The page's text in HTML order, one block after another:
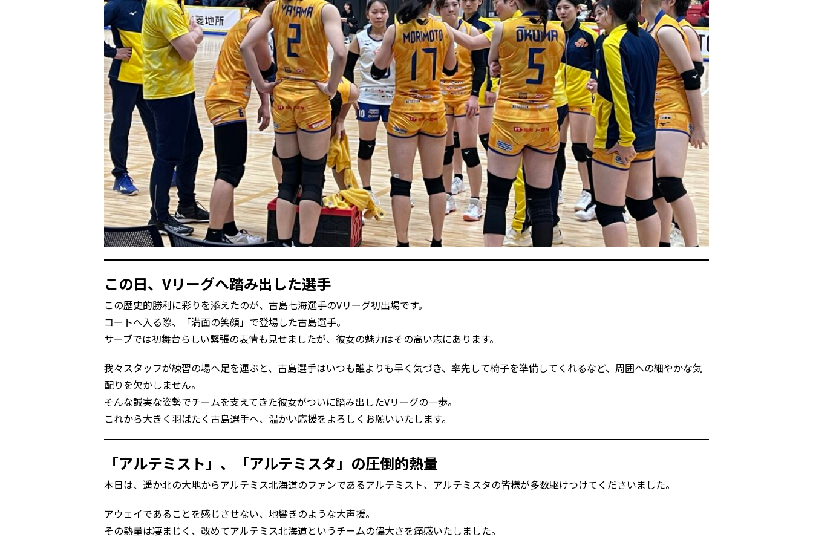
この日、Vリーグへ踏み出した選手
この歴史的勝利に彩りを添えたのが、 古島七海選手のVリーグ初出場です。
コートへ入る際、「満面の笑顔」で登場した古島選手。
サーブでは初舞台らしい緊張の表情も見せましたが、彼女の魅力はその高い志にあります。
我々スタッフが練習の場へ足を運ぶと、古島選手はいつも誰よりも早く気づき、率先して椅子を準備してくれるなど、周囲への細やかな気
配りを欠かしません。
そんな誠実な姿勢でチームを支えてきた彼女がついに踏み出したVリーグの一歩。
これから大きく羽ばたく古島選手へ、温かい応援をよろしくお願いいたします。
「アルテミスト」、「アルテミスタ」の圧倒的熱量
本日は、遥か北の大地からアルテミス北海道のファンであるアルテミスト、アルテミスタの皆様が多数駆けつけてくださいました。
アウェイであることを感じさせない、地響きのような大声援。
その熱量は凄まじく、改めてアルテミス北海道というチームの偉大さを痛感いたしました。